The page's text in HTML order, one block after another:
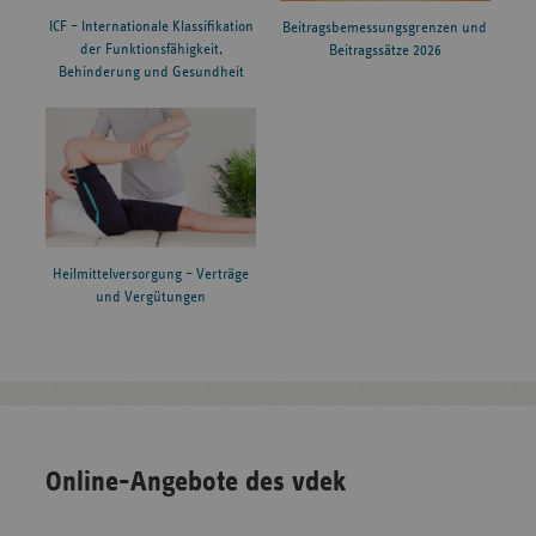
ICF – Internationale Klassifikation
der Funktionsfähigkeit,
Behinderung und Gesundheit
Beitragsbemessungsgrenzen und
Beitragssätze 2026
Heilmittelversorgung – Verträge
und Vergütungen
Online-Angebote des vdek